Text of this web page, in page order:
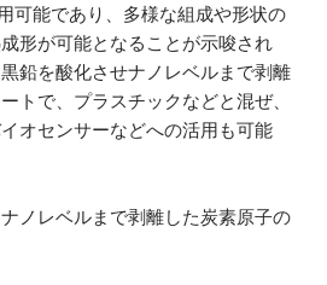
可能であり、多様な組成や形状の
形が可能となることが示唆され
鉛を酸化させナノレベルまで剥離
トで、プラスチックなどと混ぜ、
オセンサーなどへの活用も可能
ノレベルまで剥離した炭素原子の